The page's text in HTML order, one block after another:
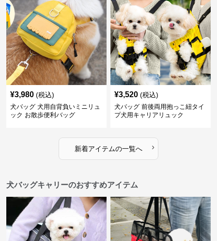
¥3,980 (税込)
犬バッグ 犬用自背負いミニリュ
ック お散歩便利バッグ
¥3,520 (税込)
犬バッグ 前後両用抱っこ紐タイ
プ犬用キャリアリュック
新着アイテムの一覧へ ›
犬バッグキャリーのおすすめアイテム